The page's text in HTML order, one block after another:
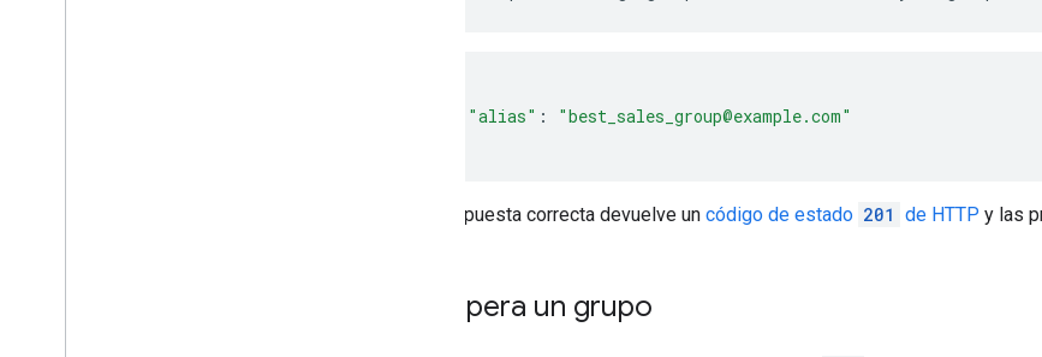
"alias" :
"best_sales_group@example.com"
Una respuesta correcta devuelve un código de estado 201 de HTTP y las
Recupera un grupo